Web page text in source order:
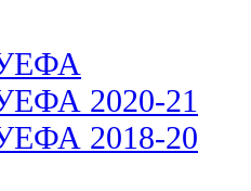
2020-21
2018-20